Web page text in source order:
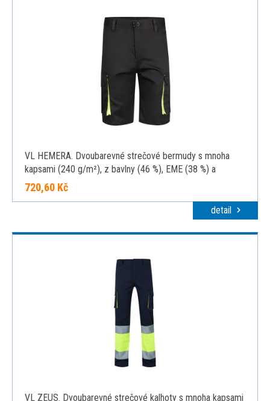
VL HEMERA. Dvoubarevné strečové bermudy s mnoha
kapsami (240 g/m²), z bavlny (46 %), EME (38 %) a
polyesteru (16 %), černá, 34
720,60 Kč
detail
VL ZEUS. Dvoubarevné strečové kalhoty s mnoha kapsami